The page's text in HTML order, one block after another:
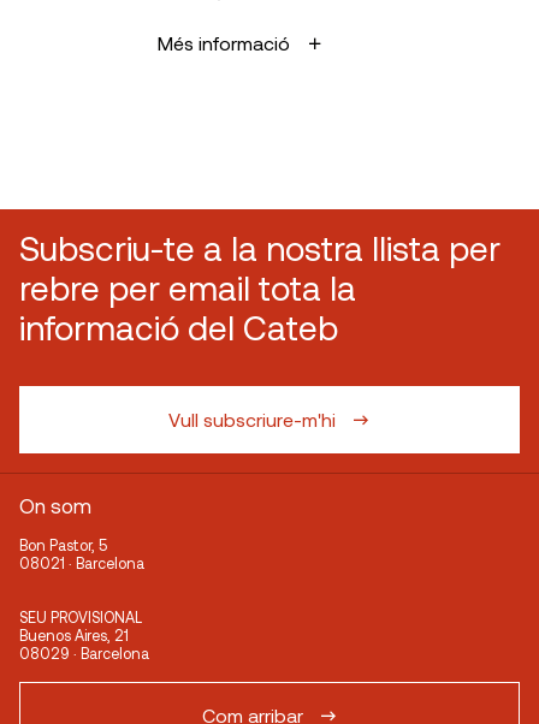
Més informació
Subscriu-te a la nostra llista per
rebre per email tota la
informació del Cateb
Vull subscriure-m'hi
On som
Bon Pastor, 5
08021 · Barcelona
SEU PROVISIONAL
Buenos Aires, 21
08029 · Barcelona
Com arribar